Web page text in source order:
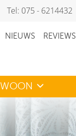
Tel: 075 - 6214432
NIEUWS REVIEWS
WOON